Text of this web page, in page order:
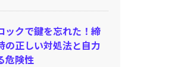
ックで鍵を忘れた！締
の正しい対処法と自力
危険性